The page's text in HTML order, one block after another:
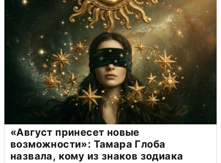
«Август принесет новые
возможности»: Тамара Глоба
назвала, кому из знаков зодиака